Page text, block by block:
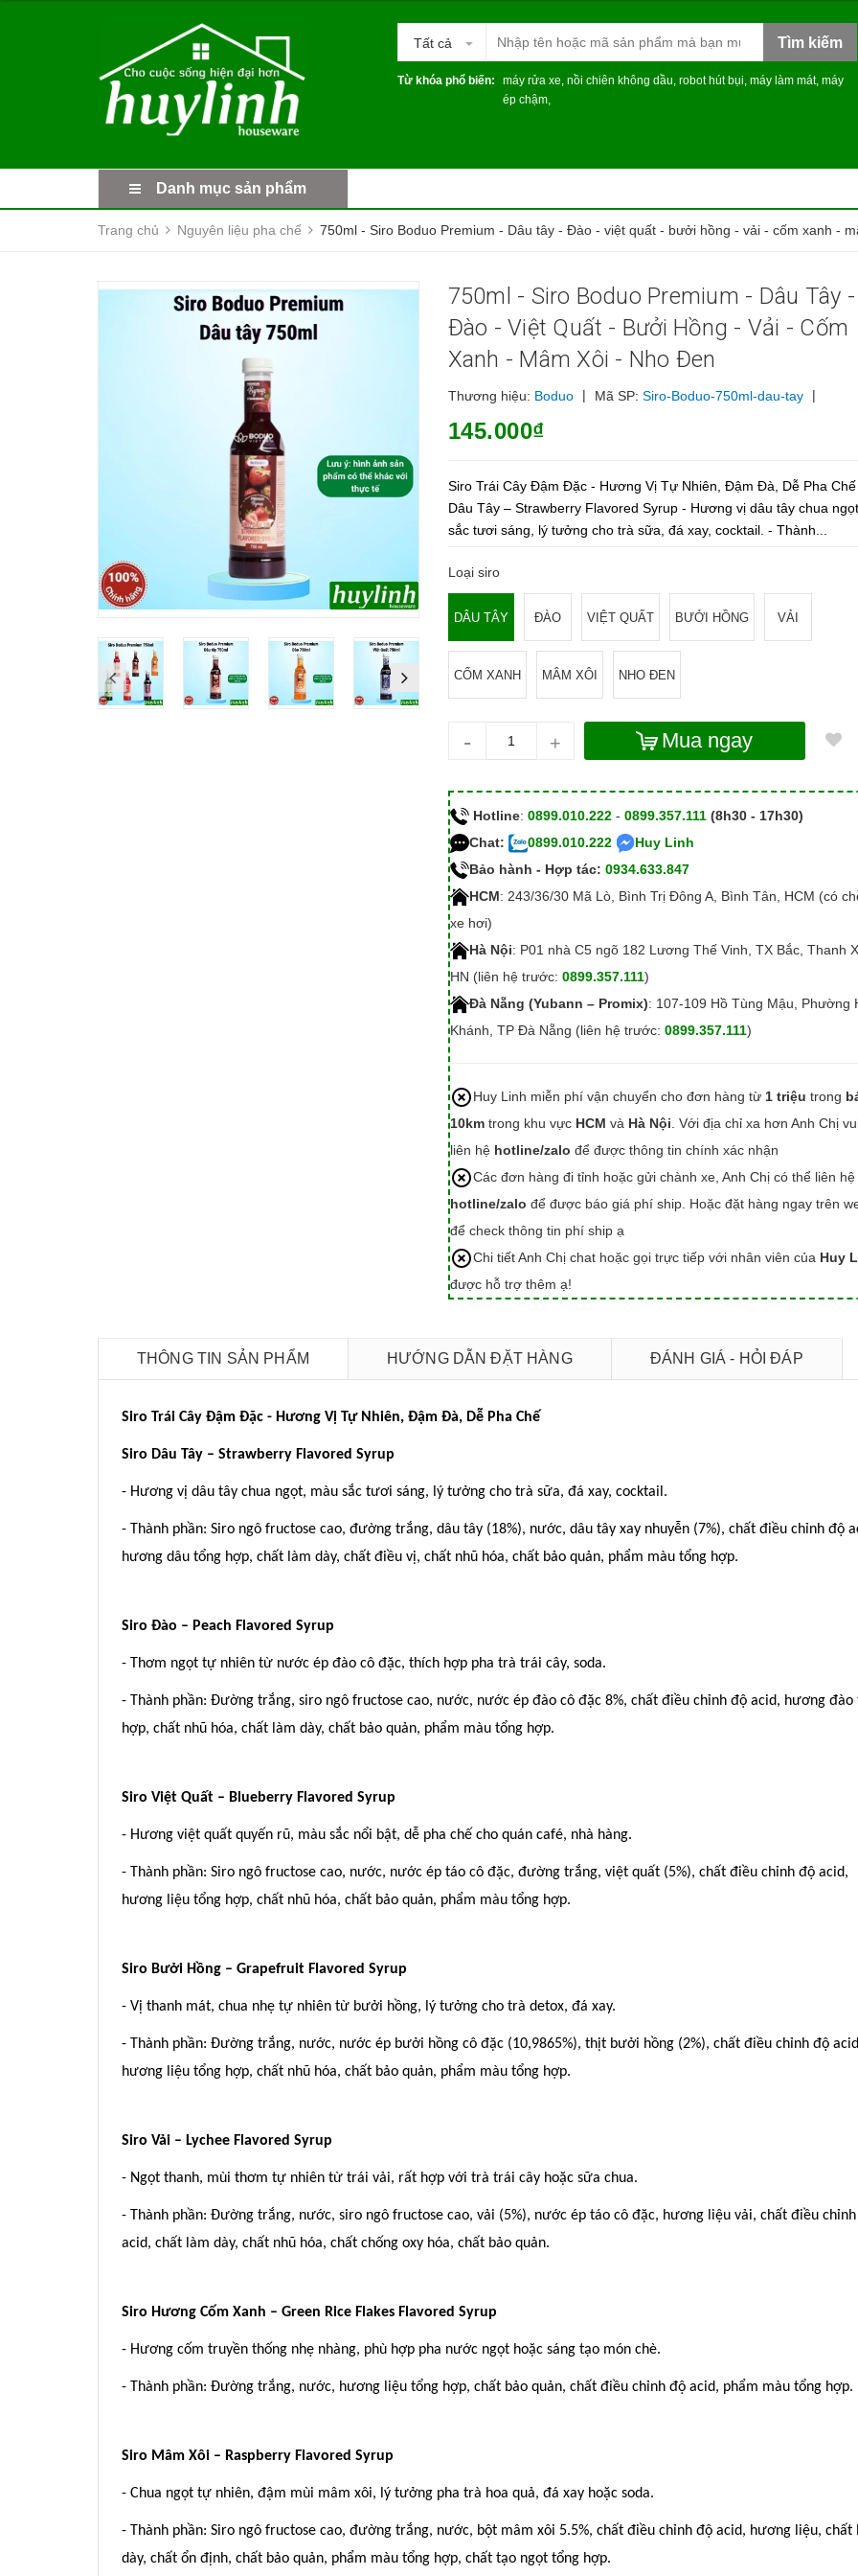
Tất cả Tìm kiếm
Từ khóa phổ biến: máy rửa xe, nồi chiên không dầu, robot hút bụi, máy làm mát, máy
ép chậm,
Danh mục sản phẩm
Trang chủ Nguyên liệu pha chế 750ml - Siro Boduo Premium - Dâu tây - Đào - việt quất - bưởi hồng - vải - cốm xanh -
750ml - Siro Boduo Premium - Dâu Tây -
Đào - Việt Quất - Bưởi Hồng - Vải - Cốm
Xanh - Mâm Xôi - Nho Đen
Thương hiệu: Boduo | Mã SP: Siro-Boduo-750ml-dau-tay |
145.000₫
Siro Trái Cây Đậm Đặc - Hương Vị Tự Nhiên, Đậm Đà, Dễ Pha Chế
Dâu Tây – Strawberry Flavored Syrup - Hương vị dâu tây chua
sắc tươi sáng, lý tưởng cho trà sữa, đá xay, cocktail. - Thành...
Loại siro
DÂU TÂY ĐÀO VIỆT QUẤT BƯỞI HỒNG VẢI
CỐM XANH MÂM XÔI NHO ĐEN
- + Mua ngay
Hotline: 0899.010.222- 0899.357.111 (8h30 - 17h30)
Chat:
0899.010.222
Huy Linh
Bảo hành - Hợp tác: 0934.633.847
HCM: 243/36/30 Mã Lò, Bình Trị Đông A, Bình Tân, HCM (có
xe hơi)
Hà Nội: P01 nhà C5 ngõ 182 Lương Thế Vinh, TX Bắc, Thanh
HN (liên hệ trước: 0899.357.111)
Đà Nẵng (Yubann – Promix): 107-109 Hồ Tùng Mậu, Phường
Khánh, TP Đà Nẵng (liên hệ trước: 0899.357.111)
Huy Linh miễn phí vận chuyển cho đơn hàng từ 1 triệu trong
10kmtrong khu vực HCM và Hà Nội . Với địa chỉ xa hơn Anh Chị
liên hệ hotline/zalo để được thông tin chính xác nhận
Các đơn hàng đi tỉnh hoặc gửi chành xe, Anh Chị có thể liên hệ
hotline/zalo để được báo giá phí ship. Hoặc đặt hàng ngay trên
để check thông tin phí ship ạ
Chi tiết Anh Chị chat hoặc gọi trực tiếp với nhân viên của Huy
được hỗ trợ thêm ạ!
THÔNG TIN SẢN PHẨM HƯỚNG DẪN ĐẶT HÀNG ĐÁNH GIÁ - HỎI ĐÁP
Siro Trái Cây Đậm Đặc - Hương Vị Tự Nhiên, Đậm Đà, Dễ Pha Chế
Siro Dâu Tây – Strawberry Flavored Syrup
- Hương vị dâu tây chua ngọt, màu sắc tươi sáng, lý tưởng cho trà sữa, đá xay, cocktail.
- Thành phần: Siro ngô fructose cao, đường trắng, dâu tây (18%), nước, dâu tây xay nhuyễn (7%), chất điều chỉnh độ
hương dâu tổng hợp, chất làm dày, chất điều vị, chất nhũ hóa, chất bảo quản, phẩm màu tổng hợp.
Siro Đào – Peach Flavored Syrup
- Thơm ngọt tự nhiên từ nước ép đào cô đặc, thích hợp pha trà trái cây, soda.
- Thành phần: Đường trắng, siro ngô fructose cao, nước, nước ép đào cô đặc 8%, chất điều chỉnh độ acid, hương đào
hợp, chất nhũ hóa, chất làm dày, chất bảo quản, phẩm màu tổng hợp.
Siro Việt Quất – Blueberry Flavored Syrup
- Hương việt quất quyến rũ, màu sắc nổi bật, dễ pha chế cho quán café, nhà hàng.
- Thành phần: Siro ngô fructose cao, nước, nước ép táo cô đặc, đường trắng, việt quất (5%), chất điều chỉnh độ acid,
hương liệu tổng hợp, chất nhũ hóa, chất bảo quản, phẩm màu tổng hợp.
Siro Bưởi Hồng – Grapefruit Flavored Syrup
- Vị thanh mát, chua nhẹ tự nhiên từ bưởi hồng, lý tưởng cho trà detox, đá xay.
- Thành phần: Đường trắng, nước, nước ép bưởi hồng cô đặc (10,9865%), thịt bưởi hồng (2%), chất điều chỉnh độ
hương liệu tổng hợp, chất nhũ hóa, chất bảo quản, phẩm màu tổng hợp.
Siro Vải – Lychee Flavored Syrup
- Ngọt thanh, mùi thơm tự nhiên từ trái vải, rất hợp với trà trái cây hoặc sữa chua.
- Thành phần: Đường trắng, nước, siro ngô fructose cao, vải (5%), nước ép táo cô đặc, hương liệu vải, chất điều
acid, chất làm dày, chất nhũ hóa, chất chống oxy hóa, chất bảo quản.
Siro Hương Cốm Xanh – Green Rice Flakes Flavored Syrup
- Hương cốm truyền thống nhẹ nhàng, phù hợp pha nước ngọt hoặc sáng tạo món chè.
- Thành phần: Đường trắng, nước, hương liệu tổng hợp, chất bảo quản, chất điều chỉnh độ acid, phẩm màu tổng hợp.
Siro Mâm Xôi – Raspberry Flavored Syrup
- Chua ngọt tự nhiên, đậm mùi mâm xôi, lý tưởng pha trà hoa quả, đá xay hoặc soda.
- Thành phần: Siro ngô fructose cao, đường trắng, nước, bột mâm xôi 5.5%, chất điều chỉnh độ acid, hương liệu, chất
dày, chất ổn định, chất bảo quản, phẩm màu tổng hợp, chất tạo ngọt tổng hợp.